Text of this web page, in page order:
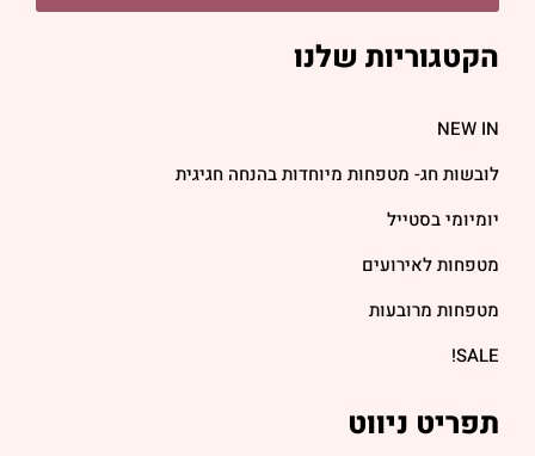
הקטגוריות שלנו
NEW IN
לובשות חג- מטפחות מיוחדות בהנחה חגיגית
יומיומי בסטייל
מטפחות לאירועים
מטפחות מרובעות
SALE!
תפריט ניווט